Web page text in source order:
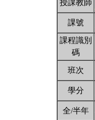
授課教師
課號
課程識別
碼
班次
學分
全/半年